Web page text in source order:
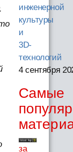
инженерной
культуры
и
3D-
технологий
4 сентября
Самые
за